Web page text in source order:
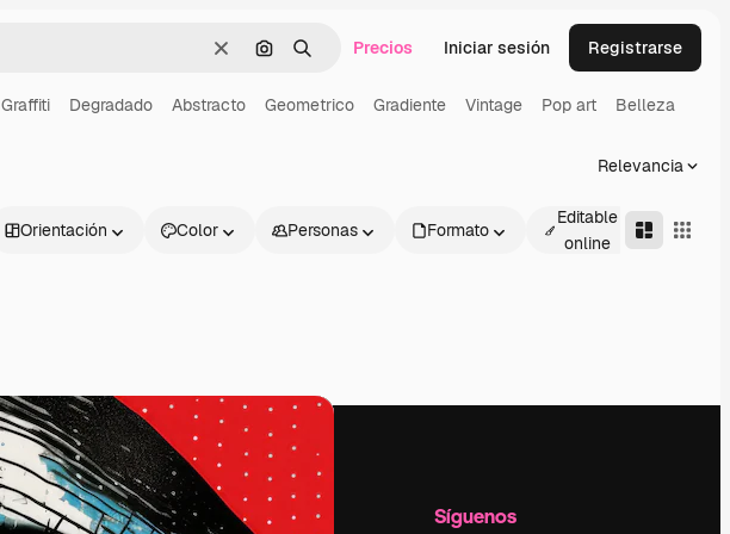
BorrarBuscar por imagen
BuscarPrecios Iniciar sesión Registrarse
Graffiti Degradado Abstracto Geometrico Gradiente Vintage Pop art Belleza
Relevancia
Orientación Color Personas Formato
Editable
online
Información útil Empresa Síguenos